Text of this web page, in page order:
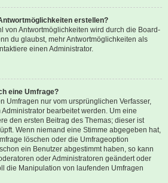
erstellen?
von Antwortmöglichkeiten wird durch die Board-
du glaubst, mehr Antwortmöglichkeiten als
einen Administrator.
eine Umfrage?
Umfragen nur vom ursprünglichen Verfasser,
bearbeitet werden. Um eine
den ersten Beitrag des Themas; dieser ist
Wenn niemand eine Stimme abgegeben hat,
löschen oder die Umfrageoption
ein Benutzer abgestimmt haben, so kann
oder Administratoren geändert oder
die Manipulation von laufenden Umfragen